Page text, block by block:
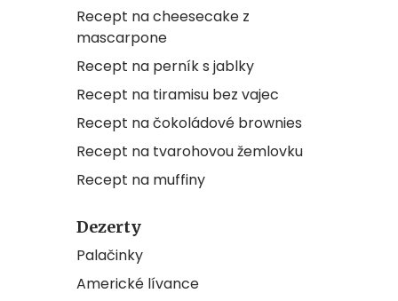
Recept na cheesecake z
mascarpone
Recept na perník s jablky
Recept na tiramisu bez vajec
Recept na čokoládové brownies
Recept na tvarohovou žemlovku
Recept na muffiny
Dezerty
Palačinky
Americké lívance